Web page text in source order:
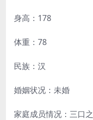
身高：178
体重：78
民族：汉
婚姻状况：未婚
家庭成员情况：三口